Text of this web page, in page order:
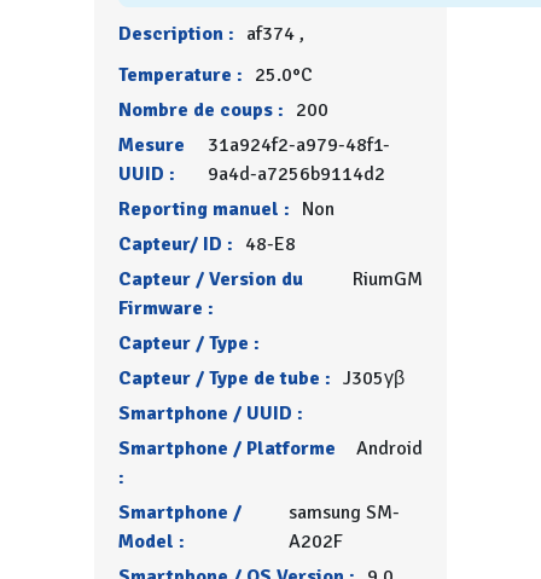
Description : af374 ,
Temperature : 25.0°C
Nombre de coups : 200
Mesure
UUID :
31a924f2-a979-48f1-
9a4d-a7256b9114d2
Reporting manuel : Non
Capteur/ ID : 48-E8
Capteur / Version du
Firmware :
RiumGM
Capteur / Type :
Capteur / Type de tube : J305γβ
Smartphone / UUID :
Smartphone / Platforme
:
Android
Smartphone /
Model :
samsung SM-
A202F